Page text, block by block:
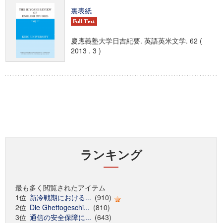
裏表紙
慶應義塾大学日吉紀要. 英語英米文学. 62 (
2013 . 3 )
ランキング
最も多く閲覧されたアイテム
1位 新冷戦期における... (910)
2位 Die Ghettogeschi... (810)
3位 通信の安全保障に... (643)